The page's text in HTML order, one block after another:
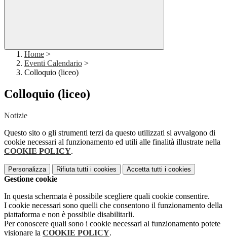
Home >
Eventi Calendario >
Colloquio (liceo)
Colloquio (liceo)
Notizie
Questo sito o gli strumenti terzi da questo utilizzati si avvalgono di
cookie necessari al funzionamento ed utili alle finalità illustrate nella
COOKIE POLICY.
Personalizza Rifiuta tutti i cookies Accetta tutti i cookies
Gestione cookie
In questa schermata è possibile scegliere quali cookie consentire.
I cookie necessari sono quelli che consentono il funzionamento della
piattaforma e non è possibile disabilitarli.
Per conoscere quali sono i cookie necessari al funzionamento potete
visionare la COOKIE POLICY.